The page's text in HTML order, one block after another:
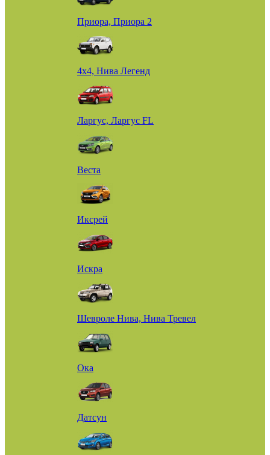
Приора, Приора 2
4х4, Нива Легенд
Ларгус, Ларгус FL
Веста
Иксрей
Искра
Шевроле Нива, Нива Тревел
Ока
Датсун